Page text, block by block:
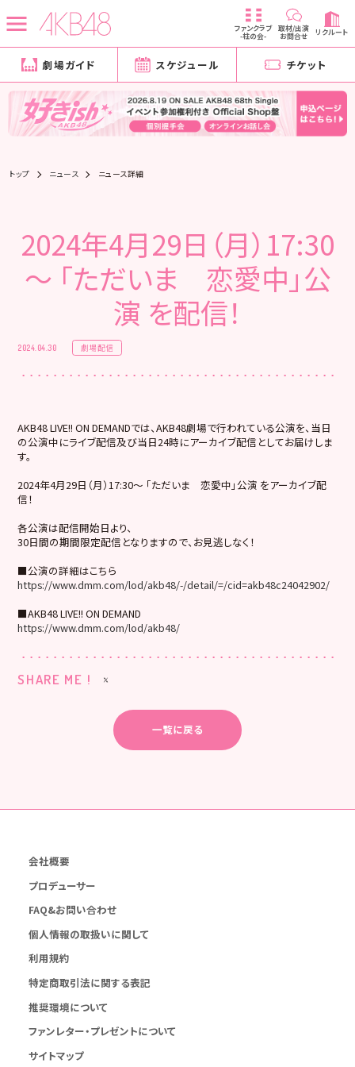
ファンクラブ
-柱の会-
取材/出演
お問合せ リクルート
劇場ガイド スケジュール チケット
トップ ニュース ニュース詳細
2024年4月29日（月）17:30
～ 「ただいま 恋愛中」公
演 を配信！
2024.04.30 劇場配信
AKB48 LIVE!! ON DEMANDでは、AKB48劇場で行われている公演を、当日
の公演中にライブ配信及び当日24時にアーカイブ配信としてお届けしま
す。
2024年4月29日（月）17:30～ 「ただいま 恋愛中」公演 をアーカイブ配
信！
各公演は配信開始日より、
30日間の期間限定配信となりますので、お見逃しなく！
■公演の詳細はこちら
https://www.dmm.com/lod/akb48/-/detail/=/cid=akb48c24042902/
■AKB48 LIVE!! ON DEMAND
https://www.dmm.com/lod/akb48/
SHARE ME !
一覧に戻る
会社概要
プロデューサー
FAQ&お問い合わせ
個人情報の取扱いに関して
利用規約
特定商取引法に関する表記
推奨環境について
ファンレター・プレゼントについて
サイトマップ